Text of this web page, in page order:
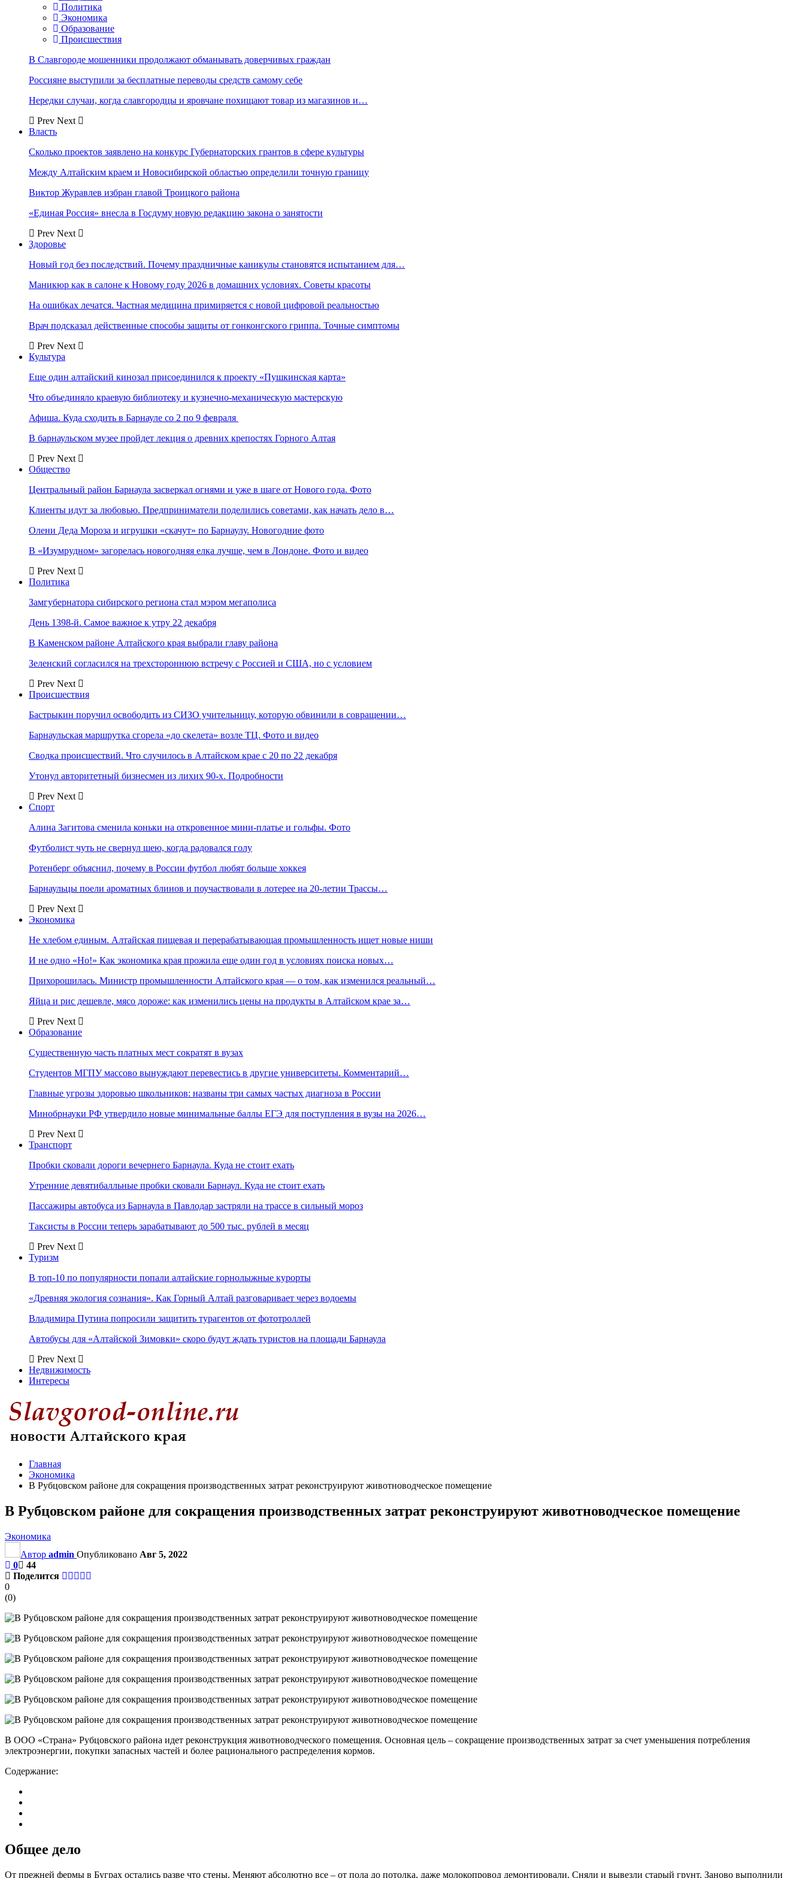
Политика
Экономика
Образование
Происшествия
В Славгороде мошенники продолжают обманывать доверчивых граждан
Россияне выступили за бесплатные переводы средств самому себе
Нередки случаи, когда славгородцы и яровчане похищают товар из магазинов и…
Prev Next
Власть
Сколько проектов заявлено на конкурс Губернаторских грантов в сфере культуры
Между Алтайским краем и Новосибирской областью определили точную границу
Виктор Журавлев избран главой Троицкого района
«Единая Россия» внесла в Госдуму новую редакцию закона о занятости
Prev Next
Здоровье
Новый год без последствий. Почему праздничные каникулы становятся испытанием для…
Маникюр как в салоне к Новому году 2026 в домашних условиях. Советы красоты
На ошибках лечатся. Частная медицина примиряется с новой цифровой реальностью
Врач подсказал действенные способы защиты от гонконгского гриппа. Точные симптомы
Prev Next
Культура
Еще один алтайский кинозал присоединился к проекту «Пушкинская карта»
Что объединяло краевую библиотеку и кузнечно-механическую мастерскую
Афиша. Куда сходить в Барнауле со 2 по 9 февраля
В барнаульском музее пройдет лекция о древних крепостях Горного Алтая
Prev Next
Общество
Центральный район Барнаула засверкал огнями и уже в шаге от Нового года. Фото
Клиенты идут за любовью. Предприниматели поделились советами, как начать дело в…
Олени Деда Мороза и игрушки «скачут» по Барнаулу. Новогодние фото
В «Изумрудном» загорелась новогодняя елка лучше, чем в Лондоне. Фото и видео
Prev Next
Политика
Замгубернатора сибирского региона стал мэром мегаполиса
День 1398-й. Самое важное к утру 22 декабря
В Каменском районе Алтайского края выбрали главу района
Зеленский согласился на трехстороннюю встречу с Россией и США, но с условием
Prev Next
Происшествия
Бастрыкин поручил освободить из СИЗО учительницу, которую обвинили в совращении…
Барнаульская маршрутка сгорела «до скелета» возле ТЦ. Фото и видео
Сводка происшествий. Что случилось в Алтайском крае с 20 по 22 декабря
Утонул авторитетный бизнесмен из лихих 90-х. Подробности
Prev Next
Спорт
Алина Загитова сменила коньки на откровенное мини-платье и гольфы. Фото
Футболист чуть не свернул шею, когда радовался голу
Ротенберг объяснил, почему в России футбол любят больше хоккея
Барнаульцы поели ароматных блинов и поучаствовали в лотерее на 20-летии Трассы…
Prev Next
Экономика
Не хлебом единым. Алтайская пищевая и перерабатывающая промышленность ищет новые ниши
И не одно «Но!» Как экономика края прожила еще один год в условиях поиска новых…
Прихорошилась. Министр промышленности Алтайского края — о том, как изменился реальный…
Яйца и рис дешевле, мясо дороже: как изменились цены на продукты в Алтайском крае за…
Prev Next
Образование
Существенную часть платных мест сократят в вузах
Студентов МГПУ массово вынуждают перевестись в другие университеты. Комментарий…
Главные угрозы здоровью школьников: названы три самых частых диагноза в России
Минобрнауки РФ утвердило новые минимальные баллы ЕГЭ для поступления в вузы на 2026…
Prev Next
Транспорт
Пробки сковали дороги вечернего Барнаула. Куда не стоит ехать
Утренние девятибалльные пробки сковали Барнаул. Куда не стоит ехать
Пассажиры автобуса из Барнаула в Павлодар застряли на трассе в сильный мороз
Таксисты в России теперь зарабатывают до 500 тыс. рублей в месяц
Prev Next
Туризм
В топ-10 по популярности попали алтайские горнолыжные курорты
«Древняя экология сознания». Как Горный Алтай разговаривает через водоемы
Владимира Путина попросили защитить турагентов от фототроллей
Автобусы для «Алтайской Зимовки» скоро будут ждать туристов на площади Барнаула
Prev Next
Недвижимость
Интересы
Главная
Экономика
В Рубцовском районе для сокращения производственных затрат реконструируют животноводческое помещение
В Рубцовском районе для сокращения производственных затрат реконструируют животноводческое помещение
Экономика
Автор admin Опубликовано Авг 5, 2022
0
44
Поделится
0
(0)
В ООО «Страна» Рубцовского района идет реконструкция животноводческого помещения. Основная цель – сокращение производственных затрат за счет уменьшения потребления
электроэнергии, покупки запасных частей и более рационального распределения кормов.
Содержание:
Общее дело
От прежней фермы в Буграх остались разве что стены. Меняют абсолютно все – от пола до потолка, даже молокопровод демонтировали. Сняли и вывезли старый грунт. Заново выполнили